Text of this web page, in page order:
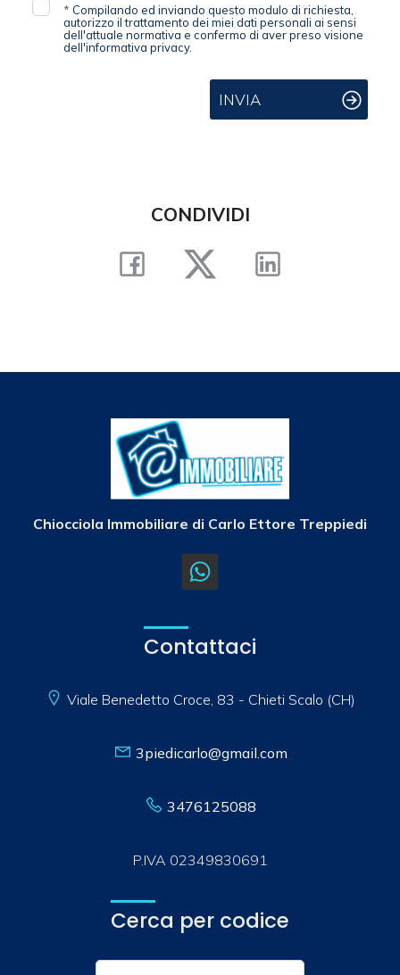
* Compilando ed inviando questo modulo di richiesta,
autorizzo il trattamento dei miei dati personali ai sensi
dell'attuale normativa e confermo di aver preso visione
dell'informativa privacy.
INVIA
CONDIVIDI
Chiocciola Immobiliare di Carlo Ettore Treppiedi
Contattaci
Viale Benedetto Croce, 83 - Chieti Scalo (CH)
3piedicarlo@gmail.com
3476125088
P.IVA 02349830691
Cerca per codice